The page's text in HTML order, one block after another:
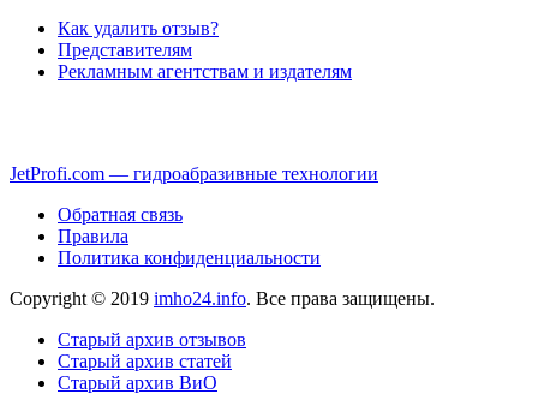
Как удалить отзыв?
Представителям
Рекламным агентствам и издателям
JetProfi.com — гидроабразивные технологии
Обратная связь
Правила
Политика конфиденциальности
Copyright © 2019 imho24.info. Все права защищены.
Старый архив отзывов
Старый архив статей
Старый архив ВиО